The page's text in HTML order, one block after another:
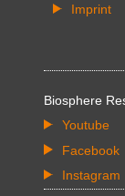
Imprint
Biosphere
Youtube
Facebook
Instagram